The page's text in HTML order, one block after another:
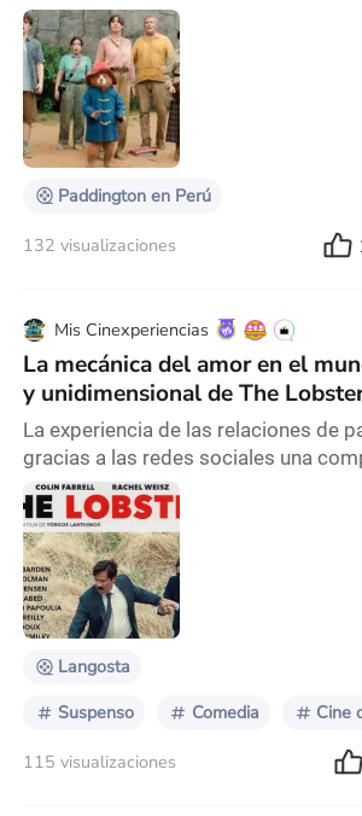
también era uno de los guionistas).
Paddington en Perú, el director es
Dougal Wilson. Y también son otros
son otros los resultados
Paddington en Perú es no solamente
enclenque de las tres, es además una
películas qu
Paddington en Perú
132 visualizaciones
Mis Cinexperiencias
La mecánica del amor en el
y unidimensional de The
La experiencia de las relaciones de
gracias a las redes sociales una
principalmente en una búsqueda
aparente perfección, irónicamente
una vorágine de recetas de cocina
simplifican el amor, el deseo, la
afectiva, así como listas infinitas de
posible encontrar en los
Langosta
Suspenso Comedia Cine
115 visualizaciones